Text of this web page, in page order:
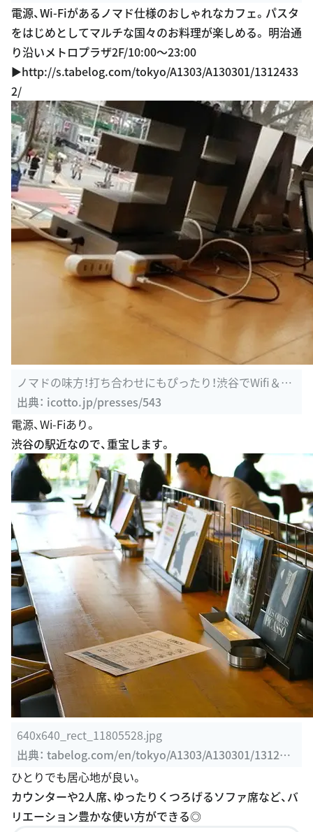
32
電源、Wi-Fiがあるノマド仕様のおしゃれなカフェ。パスタ
をはじめとしてマルチな国々のお料理が楽しめる。 明治通
り沿いメトロプラザ2F/10:00〜23:00
▶︎http://s.tabelog.com/tokyo/A1303/A130301/1312433
2/
ノマドの味方！打ち合わせにもぴったり！渋谷でWifi＆電
源があるカフェ ...
出典： icotto.jp/presses/543
電源、Wi-Fiあり。
渋谷の駅近なので、重宝します。
640x640_rect_11805528.jpg
出典： tabelog.com/en/tokyo/A1303/A130301/131243
32/dtlphotolst/3
ひとりでも居心地が良い。
カウンターや2人席、ゆったりくつろげるソファ席など、バ
リエーション豊かな使い方ができる◎